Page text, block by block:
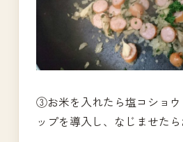
③お米を入れたら塩コショウ
ップを導入し、なじませた